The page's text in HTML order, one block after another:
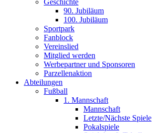
Geschichte
90. Jubiläum
100. Jubiläum
Sportpark
Fanblock
Vereinslied
Mitglied werden
Werbepartner und Sponsoren
Parzellenaktion
Abteilungen
Fußball
1. Mannschaft
Mannschaft
Letzte/Nächste Spiele
Pokalspiele